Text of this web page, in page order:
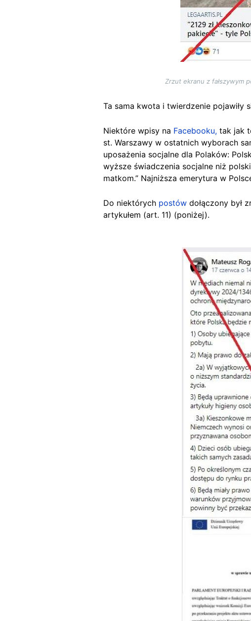
Zrzut ekranu z fałszywym
Ta sama kwota i twierdzenie pojawiły
Niektóre wpisy na Facebooku, tak jak
st. Warszawy w ostatnich wyborach
uposażenia socjalne dla Polaków:
wyższe świadczenia socjalne niż
matkom.” Najniższa emerytura w
Do niektórych postów dołączony był
artykułem (art. 11) (poniżej).